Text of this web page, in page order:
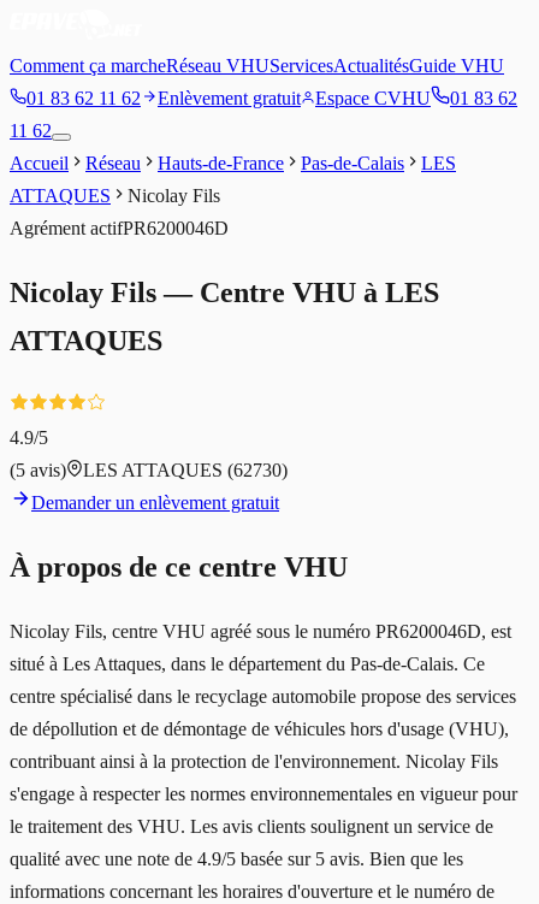
Comment ça marcheRéseau VHUServicesActualitésGuide VHU
01 83 62 11 62
Enlèvement gratuit Espace CVHU
01 83 62
11 62
Accueil
Réseau Hauts-de-France Pas-de-Calais
LES
ATTAQUES
Nicolay Fils
Agrément actifPR6200046D
Nicolay Fils— Centre VHU à LES
ATTAQUES
4.9/5
(5 avis) LES ATTAQUES (62730)
Demander un enlèvement gratuit
À propos de ce centre VHU
Nicolay Fils, centre VHU agréé sous le numéro PR6200046D, est
situé à Les Attaques, dans le département du Pas-de-Calais. Ce
centre spécialisé dans le recyclage automobile propose des services
de dépollution et de démontage de véhicules hors d'usage (VHU),
contribuant ainsi à la protection de l'environnement. Nicolay Fils
s'engage à respecter les normes environnementales en vigueur pour
le traitement des VHU. Les avis clients soulignent un service de
qualité avec une note de 4.9/5 basée sur 5 avis. Bien que les
informations concernant les horaires d'ouverture et le numéro de